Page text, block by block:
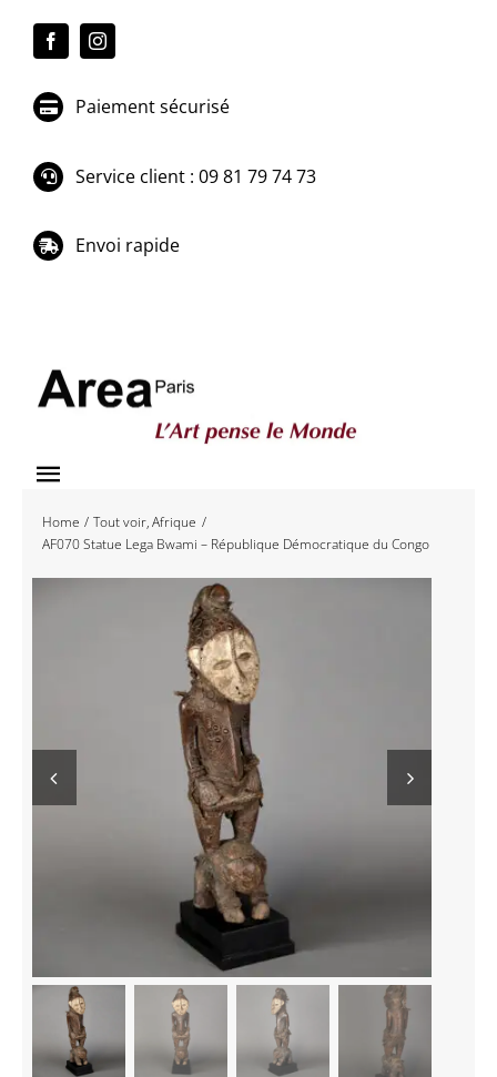
Paiement sécurisé
Service client : 09 81 79 74 73
Envoi rapide
Toggle
Navigation
Accueil
Area revue)s(
À propos
Contactez-nous
Home Tout voir Afrique
AF070 Statue Lega Bwami – République Démocratique du Congo